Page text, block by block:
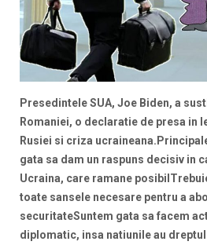
Presedintele SUA, Joe Biden, a
Romaniei, o declaratie de presa in
Rusiei si criza
gata sa dam un raspuns decisiv in
Ucraina, care ramane
toate sansele necesare pentru a
securitateSuntem gata sa facem
diplomatic, insa natiunile au